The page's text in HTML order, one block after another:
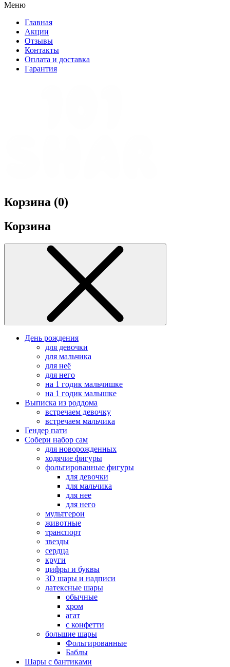
Меню
Главная
Акции
Отзывы
Контакты
Оплата и доставка
Гарантия
Корзина (0)
Корзина
День рождения
для девочки
для мальчика
для неё
для него
на 1 годик мальчишке
на 1 годик малышке
Выписка из роддома
встречаем девочку
встречаем мальчика
Гендер пати
Собери набор сам
для новорожденных
ходячие фигуры
фольгированные фигуры
для девочки
для мальчика
для нее
для него
мультгерои
животные
транспорт
звезды
сердца
круги
цифры и буквы
3D шары и надписи
латексные шары
обычные
хром
агат
с конфетти
большие шары
Фольгированные
Баблы
Шары с бантиками